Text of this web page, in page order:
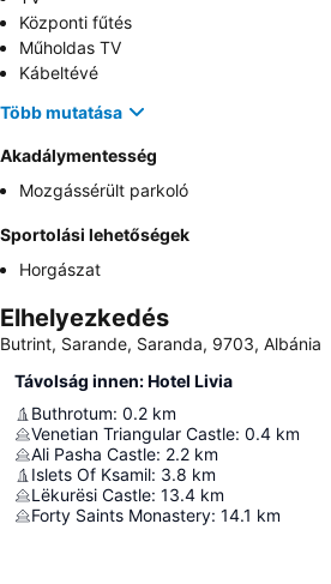
Központi fűtés
Műholdas TV
Kábeltévé
Több mutatása
Akadálymentesség
Mozgássérült parkoló
Sportolási lehetőségek
Horgászat
Elhelyezkedés
Butrint, Sarande, Saranda, 9703, Albánia
Távolság innen: Hotel Livia
Buthrotum: 0.2 km
Venetian Triangular Castle: 0.4 km
Ali Pasha Castle: 2.2 km
Islets Of Ksamil: 3.8 km
Lëkurësi Castle: 13.4 km
Forty Saints Monastery: 14.1 km